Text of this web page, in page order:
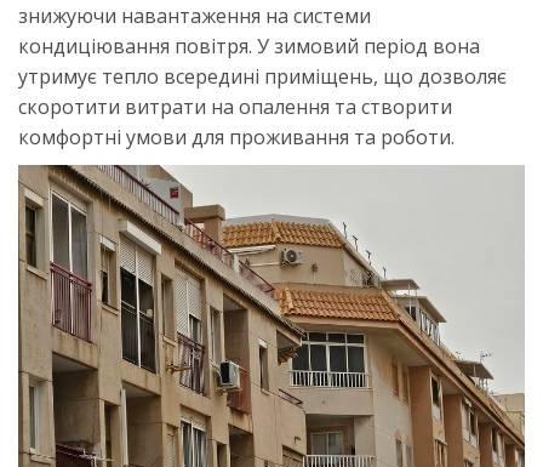
знижуючи навантаження на системи
кондиціювання повітря. У зимовий період вона
утримує тепло всередині приміщень, що дозволяє
скоротити витрати на опалення та створити
комфортні умови для проживання та роботи.